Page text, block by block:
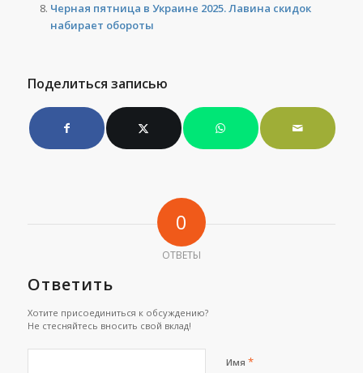
Черная пятница в Украине 2025. Лавина скидок
набирает обороты
Поделиться записью
0
ОТВЕТЫ
Ответить
Хотите присоединиться к обсуждению?
Не стесняйтесь вносить свой вклад!
Имя *